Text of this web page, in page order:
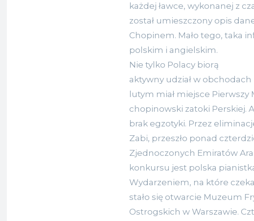
każdej ławce, wykonanej z
został umieszczony opis
Chopinem. Mało tego, taka
polskim i angielskim.
Nie tylko Polacy biorą
aktywny udział w
lutym miał miejsce
chopinowski zatoki Perskiej.
brak egzotyki. Przez
Zabi, przeszło ponad
Zjednoczonych Emiratów
konkursu jest polska
Wydarzeniem, na które
stało się otwarcie Muzeum
Ostrogskich w Warszawie.